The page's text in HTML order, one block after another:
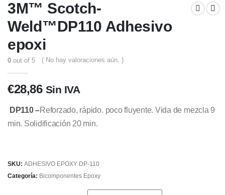
3M™ Scotch-
Weld™DP110 Adhesivo
epoxi
0 out of 5 ( No hay valoraciones aún. )
€28,86 Sin IVA
DP110 –Reforzado, rápido. poco fluyente. Vida de mezcla 9
min. Solidificación 20 min.
SKU: ADHESIVO EPOXY DP-110
Categoría: Bicomponentes Epoxy